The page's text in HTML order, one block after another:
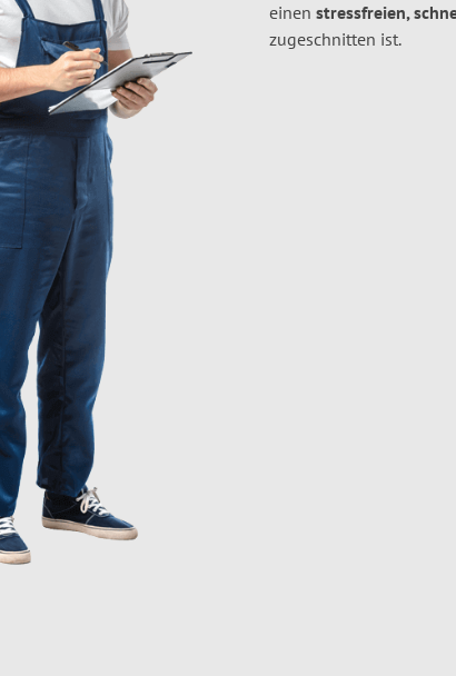
einen stressfreien,
zugeschnitten ist.